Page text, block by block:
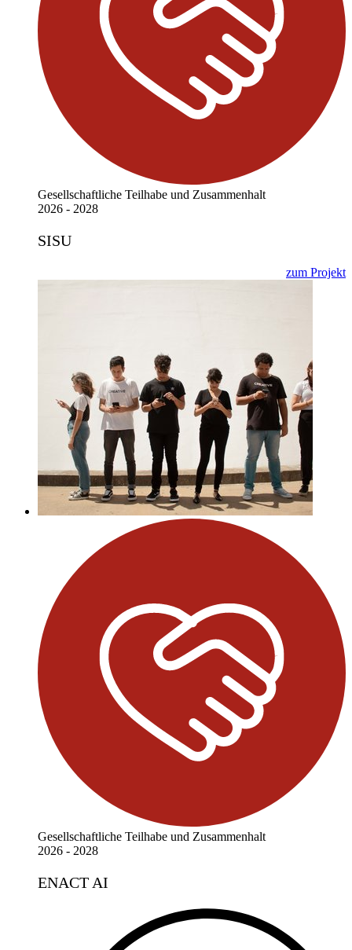
Gesellschaftliche Teilhabe und Zusammenhalt
2026 - 2028
SISU
zum Projekt
Gesellschaftliche Teilhabe und Zusammenhalt
2026 - 2028
ENACT AI